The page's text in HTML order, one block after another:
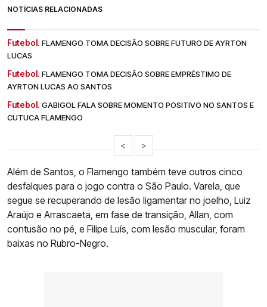
NOTÍCIAS RELACIONADAS
Futebol. FLAMENGO TOMA DECISÃO SOBRE FUTURO DE AYRTON
LUCAS
Futebol. FLAMENGO TOMA DECISÃO SOBRE EMPRÉSTIMO DE
AYRTON LUCAS AO SANTOS
Futebol. GABIGOL FALA SOBRE MOMENTO POSITIVO NO SANTOS E
CUTUCA FLAMENGO
< >
Além de Santos, o Flamengo também teve outros cinco
desfalques para o jogo contra o São Paulo. Varela, que
segue se recuperando de lesão ligamentar no joelho, Luiz
Araújo e Arrascaeta, em fase de transição, Allan, com
contusão no pé, e Filipe Luís, com lesão muscular, foram
baixas no Rubro-Negro.